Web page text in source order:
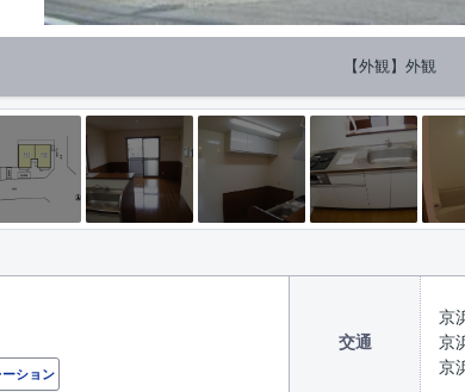
【外観】外観
ション
交通
京
京
京